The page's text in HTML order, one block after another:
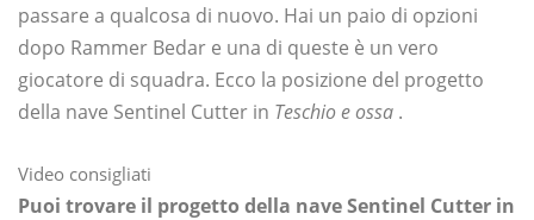
passare a qualcosa di nuovo. Hai un paio di opzioni
dopo Rammer Bedar e una di queste è un vero
giocatore di squadra. Ecco la posizione del progetto
della nave Sentinel Cutter in Teschio e ossa .
Video consigliati
Puoi trovare il progetto della nave Sentinel Cutter in